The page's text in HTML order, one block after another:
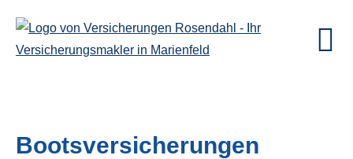
Bootsversicherungen